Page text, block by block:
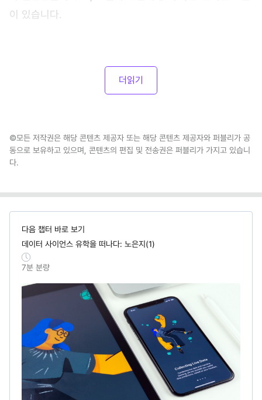
이 있습니다.
더읽기
©모든 저작권은 해당 콘텐츠 제공자 또는 해당 콘텐츠 제공자와 퍼블리가 공
동으로 보유하고 있으며, 콘텐츠의 편집 및 전송권은 퍼블리가 가지고 있습니
다.
다음 챕터 바로 보기
데이터 사이언스 유학을 떠나다: 노은지(1)
7분 분량